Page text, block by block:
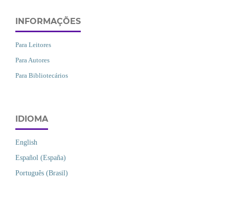
INFORMAÇÕES
Para Leitores
Para Autores
Para Bibliotecários
IDIOMA
English
Español (España)
Português (Brasil)